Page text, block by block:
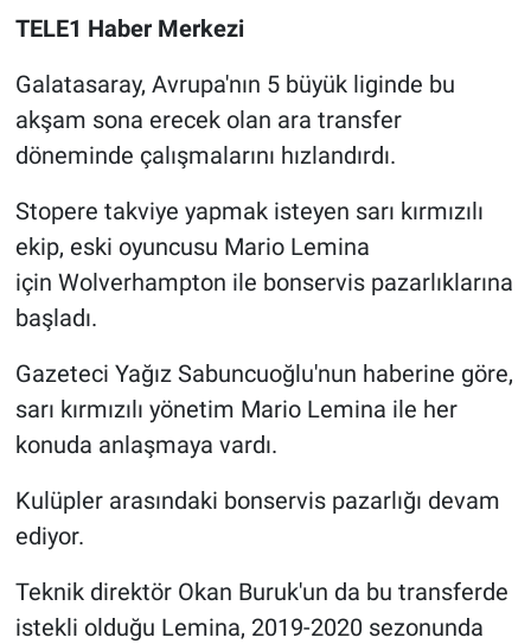
TELE1 Haber Merkezi
Galatasaray, Avrupa'nın 5 büyük liginde bu
akşam sona erecek olan ara transfer
döneminde çalışmalarını hızlandırdı.
Stopere takviye yapmak isteyen sarı kırmızılı
ekip, eski oyuncusu Mario Lemina
için Wolverhampton ile bonservis pazarlıklarına
başladı.
Gazeteci Yağız Sabuncuoğlu'nun haberine göre,
sarı kırmızılı yönetim Mario Lemina ile her
konuda anlaşmaya vardı.
Kulüpler arasındaki bonservis pazarlığı devam
ediyor.
Teknik direktör Okan Buruk'un da bu transferde
istekli olduğu Lemina, 2019-2020 sezonunda
Günün görüntüsü
İlan
Kimdir
Koronavirüs
Kültür Sanat
Nedir
Popüler